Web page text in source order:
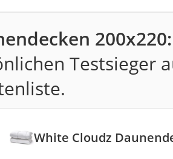
200x220:
Testsieger
White Cloudz